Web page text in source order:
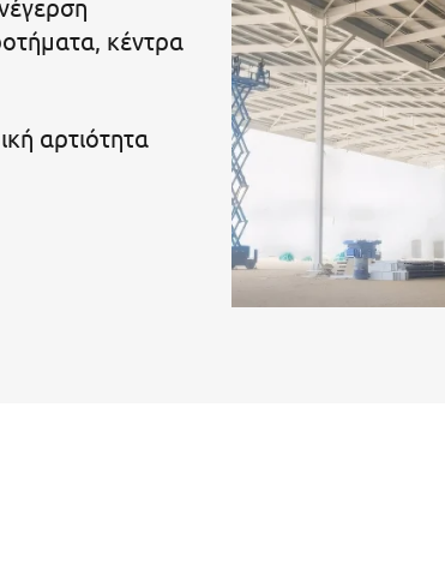
κέντρα
αρτιότητα